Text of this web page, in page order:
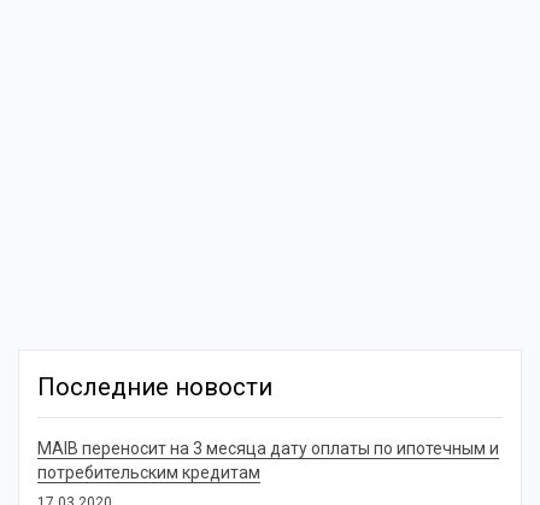
Последние новости
MAIB переносит на 3 месяца дату оплаты по ипотечным и
потребительским кредитам